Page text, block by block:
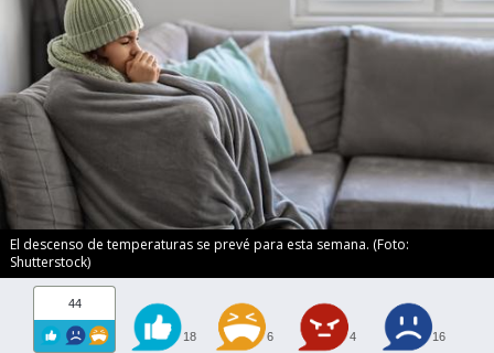
El descenso de temperaturas se prevé para esta semana. (Foto:
Shutterstock)
44
18 6 4 16